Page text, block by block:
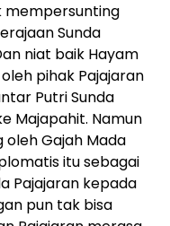
mempersunting
Sunda
niat baik Hayam
pihak Pajajaran
Putri Sunda
Majapahit. Namun
oleh Gajah Mada
itu sebagai
Pajajaran kepada
pun tak bisa